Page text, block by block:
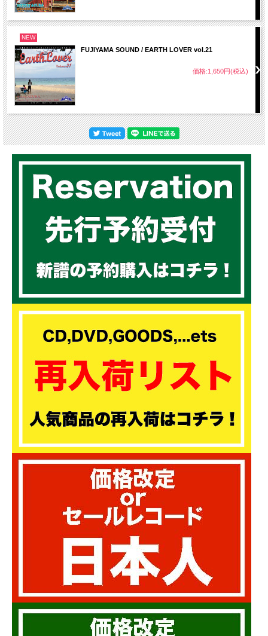
NEW
FUJIYAMA SOUND / EARTH LOVER vol.21
価格:1,650円(税込)